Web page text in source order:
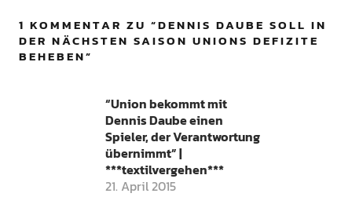
1 KOMMENTAR ZU “DENNIS DAUBE SOLL IN
DER NÄCHSTEN SAISON UNIONS DEFIZITE
BEHEBEN”
“Union bekommt mit
Dennis Daube einen
Spieler, der Verantwortung
übernimmt” |
***textilvergehen***
21. April 2015